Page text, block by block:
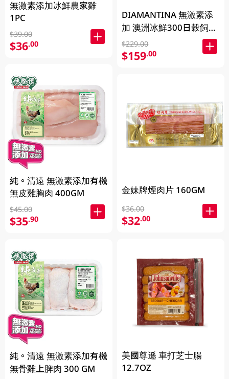
無激素添加冰鮮農家雞
1PC
$39.00
$36.00
純。清遠 無激素添加有機
無皮雞胸肉 400GM
$45.00
$35.90
純。清遠 無激素添加有機
無骨雞上脾肉 300 GM
DIAMANTINA 無激素添
加 澳洲冰鮮300日穀飼和
牛肉眼扒SB4+ 200克
$229.00
$159.00
金妹牌煙肉片 160GM
$36.00
$32.00
美國尊遜 車打芝士腸
12.7OZ